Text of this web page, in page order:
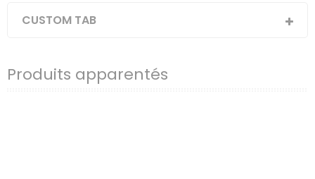
CUSTOM TAB
Produits apparentés